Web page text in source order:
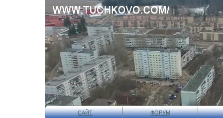
САЙТ ФОРУМ